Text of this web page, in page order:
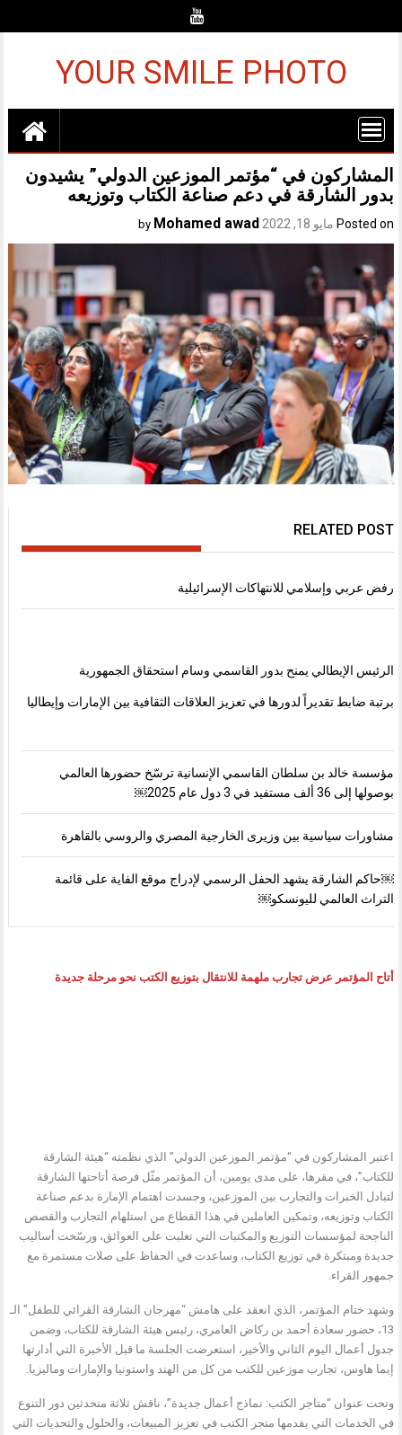
YOUR SMILE PHOTO
المشاركون في “مؤتمر الموزعين الدولي” يشيدون
بدور الشارقة في دعم صناعة الكتاب وتوزيعه
Posted on مايو 18, 2022 Mohamed awad
RELATED POST
رفض عربي وإسلامي للانتهاكات الإسرائيلية
الرئيس الإيطالي يمنح بدور القاسمي وسام استحقاق الجمهورية
برتبة ضابط تقديراً لدورها في تعزيز العلاقات الثقافية بين الإمارات وإيطاليا
مؤسسة خالد بن سلطان القاسمي الإنسانية ترسّخ حضورها العالمي
بوصولها إلى 36 ألف مستفيد في 3 دول عام 2025￼
مشاورات سياسية بين وزيرى الخارجية المصري والروسي بالقاهرة
￼حاكم الشارقة يشهد الحفل الرسمي لإدراج موقع الفاية على قائمة
التراث العالمي لليونسكو￼
أتاح المؤتمر عرض تجارب ملهمة للانتقال بتوزيع الكتب نحو مرحلة جديدة
اعتبر المشاركون في “مؤتمر الموزعين الدولي” الذي نظمته “هيئة الشارقة
للكتاب”، في مقرها، على مدى يومين، أن المؤتمر مثّل فرصة أتاحتها الشارقة
لتبادل الخبرات والتجارب بين الموزعين، وجسدت اهتمام الإمارة بدعم صناعة
الكتاب وتوزيعه، وتمكين العاملين في هذا القطاع من استلهام التجارب والقصص
الناجحة لمؤسسات التوزيع والمكتبات التي تغلبت على العوائق، ورسّخت أساليب
جديدة ومبتكرة في توزيع الكتاب، وساعدت في الحفاظ على صلات مستمرة مع
جمهور القراء.
وشهد ختام المؤتمر، الذي انعقد على هامش “مهرجان الشارقة القرائي للطفل” الـ
13، حضور سعادة أحمد بن ركاض العامري، رئيس هيئة الشارقة للكتاب، وضمن
جدول أعمال اليوم الثاني والأخير، استعرضت الجلسة ما قبل الأخيرة التي أدارتها
إيما هاوس، تجارب موزعين للكتب من كل من الهند واستونيا والإمارات وماليزيا.
وتحت عنوان “متاجر الكتب: نماذج أعمال جديدة”، ناقش ثلاثة متحدثين دور التنوع
في الخدمات التي يقدمها متجر الكتب في تعزيز المبيعات، والحلول والتحديات التي